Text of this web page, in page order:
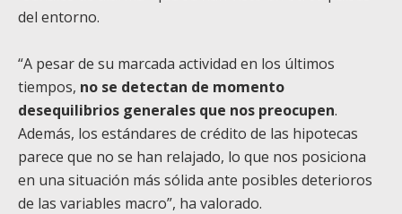
del entorno.
“A pesar de su marcada actividad en los últimos
tiempos, no se detectan de momento
desequilibrios generales que nos preocupen.
Además, los estándares de crédito de las hipotecas
parece que no se han relajado, lo que nos posiciona
en una situación más sólida ante posibles deterioros
de las variables macro”, ha valorado.